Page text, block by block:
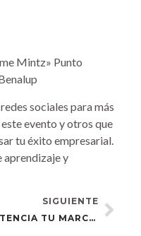
Mintz» Punto
sociales para más
evento y otros que
tu éxito empresarial.
aprendizaje y
SIGUIENTE
POTENCIA TU MARCA EN EL MUNDO DIGITAL: DESCUBRE LOS SECRETOS DE LAS REDES SOCIALES CON AMPARO BOU